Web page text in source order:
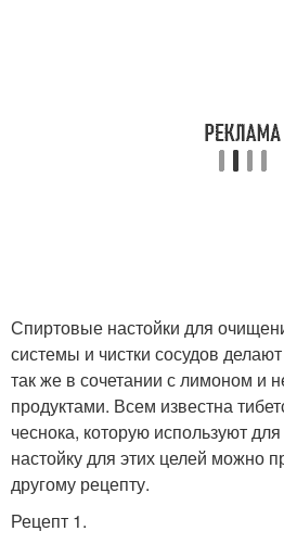
Спиртовые настойки для
системы и чистки сосудов
так же в сочетании с лимоном и
продуктами. Всем известна
чеснока, которую используют
настойку для этих целей можно
другому рецепту.
Рецепт 1.